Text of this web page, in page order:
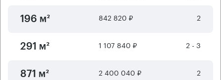
196 м² 842 820 ₽ 2
291 м² 1 107 840 ₽ 2 - 3
871 м² 2 400 040 ₽ 2